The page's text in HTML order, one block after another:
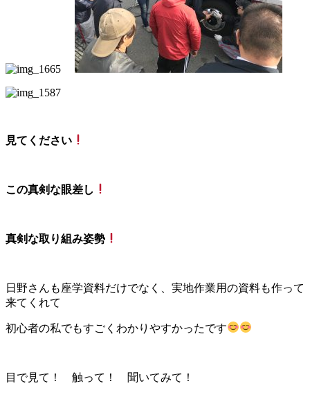
見てください
この真剣な眼差し
真剣な取り組み姿勢
日野さんも座学資料だけでなく、実地作業用の資料も作って
来てくれて
初心者の私でもすごくわかりやすかったです
目で見て！ 触って！ 聞いてみて！